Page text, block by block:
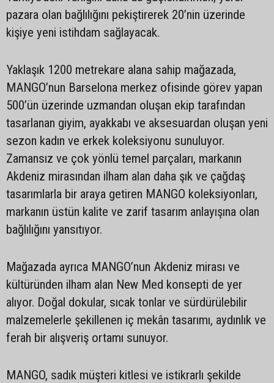
pazara olan bağlılığını pekiştirerek 20’nin üzerinde
kişiye yeni istihdam sağlayacak.
Yaklaşık 1200 metrekare alana sahip mağazada,
MANGO’nun Barselona merkez ofisinde görev yapan
500’ün üzerinde uzmandan oluşan ekip tarafından
tasarlanan giyim, ayakkabı ve aksesuardan oluşan yeni
sezon kadın ve erkek koleksiyonu sunuluyor.
Zamansız ve çok yönlü temel parçaları, markanın
Akdeniz mirasından ilham alan daha şık ve çağdaş
tasarımlarla bir araya getiren MANGO koleksiyonları,
markanın üstün kalite ve zarif tasarım anlayışına olan
bağlılığını yansıtıyor.
Mağazada ayrıca MANGO’nun Akdeniz mirası ve
kültüründen ilham alan New Med konsepti de yer
alıyor. Doğal dokular, sıcak tonlar ve sürdürülebilir
malzemelerle şekillenen iç mekân tasarımı, aydınlık ve
ferah bir alışveriş ortamı sunuyor.
MANGO, sadık müşteri kitlesi ve istikrarlı şekilde